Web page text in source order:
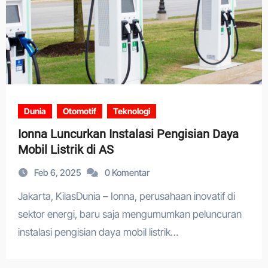
Dunia Otomotif Teknologi
Ionna Luncurkan Instalasi Pengisian Daya
Mobil Listrik di AS
Feb 6, 2025 0 Komentar
Jakarta, KilasDunia – Ionna, perusahaan inovatif di
sektor energi, baru saja mengumumkan peluncuran
instalasi pengisian daya mobil listrik…